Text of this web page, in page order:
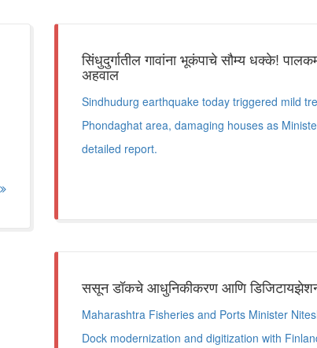
सिंधुदुर्गातील गावांना भूकंपाचे सौम्य धक्के!
अहवाल
Sindhudurg earthquake today triggered mild
Phondaghat area, damaging houses as
detailed report.
ससून डॉकचे आधुनिकीकरण आणि डिजिटायझेशन
Maharashtra Fisheries and Ports Minister
Dock modernization and digitization with